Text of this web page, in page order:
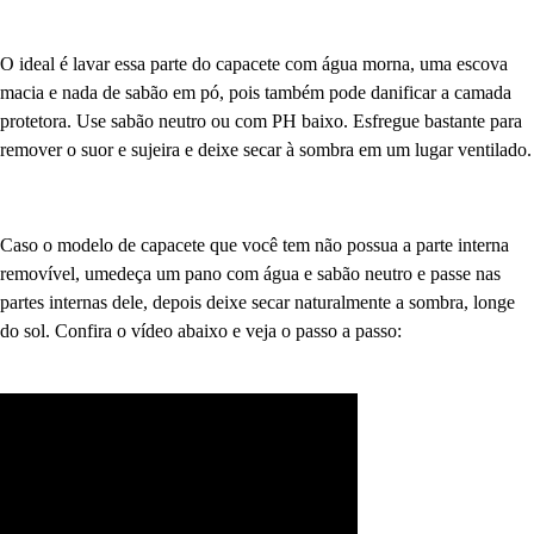
O ideal é lavar essa parte do capacete com água morna, uma escova
macia e nada de sabão em pó, pois também pode danificar a camada
protetora. Use sabão neutro ou com PH baixo. Esfregue bastante para
remover o suor e sujeira e deixe secar à sombra em um lugar ventilado.
Caso o modelo de capacete que você tem não possua a parte interna
removível, umedeça um pano com água e sabão neutro e passe nas
partes internas dele, depois deixe secar naturalmente a sombra, longe
do sol. Confira o vídeo abaixo e veja o passo a passo: